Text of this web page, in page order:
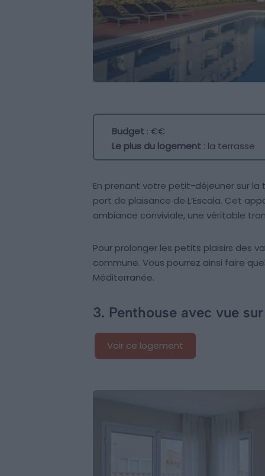
Budget : €€
Le plus du logement : la terrasse
En prenant votre petit-déjeuner sur la
port de plaisance de L’Escala. Cet
ambiance conviviale, une véritable
Pour prolonger les petits plaisirs des
commune. Vous pourrez ainsi faire
Méditerranée.
3. Penthouse avec vue
Voir ce logement